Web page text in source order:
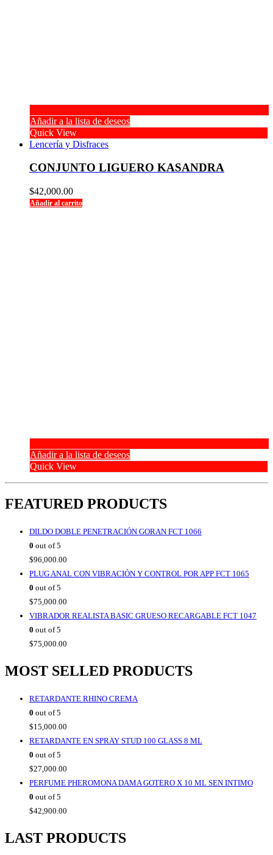
Añadir a la lista de deseos
Quick View
Lencería y Disfraces
CONJUNTO LIGUERO KASANDRA
$42,000.00
Añadir al carrito
Añadir a la lista de deseos
Quick View
FEATURED PRODUCTS
DILDO DOBLE PENETRACIÓN GORAN FCT 1066
0 out of 5
$96,000.00
PLUG ANAL CON VIBRACIÓN Y CONTROL POR APP FCT 1065
0 out of 5
$75,000.00
VIBRADOR REALISTA BASIC GRUESO RECARGABLE FCT 1047
0 out of 5
$75,000.00
MOST SELLED PRODUCTS
RETARDANTE RHINO CREMA
0 out of 5
$15,000.00
RETARDANTE EN SPRAY STUD 100 GLASS 8 ML
0 out of 5
$27,000.00
PERFUME PHEROMONA DAMA GOTERO X 10 ML SEN INTIMO
0 out of 5
$42,900.00
LAST PRODUCTS